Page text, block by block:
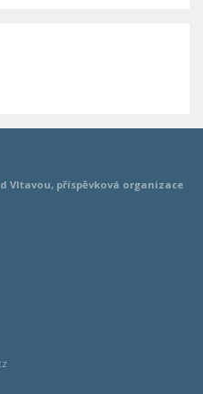
Vltavou, příspěvková organizace